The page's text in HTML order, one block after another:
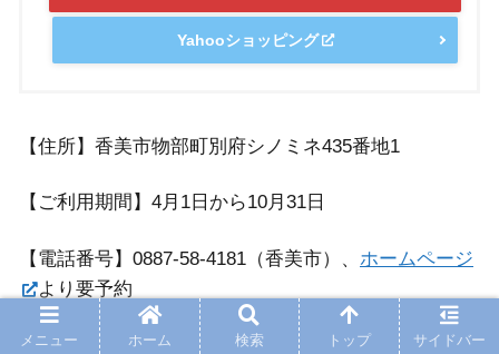
Yahooショッピング
【住所】香美市物部町別府シノミネ435番地1
【ご利用期間】4月1日から10月31日
【電話番号】0887-58-4181（香美市）、 ホームページ
より要予約
メニュー ホーム 検索 トップ サイドバー